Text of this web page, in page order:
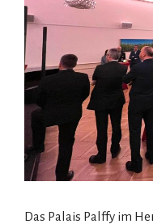
Das Palais Palffy im